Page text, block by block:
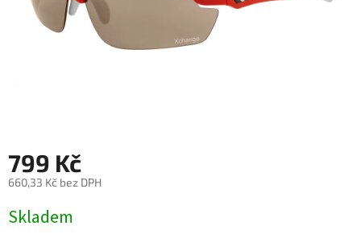
799 Kč
660,33 Kč bez DPH
cena:
Skladem